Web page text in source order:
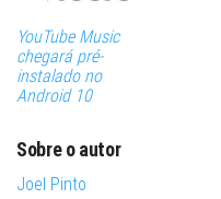
YouTube Music
chegará pré-
instalado no
Android 10
Sobre o autor
Joel Pinto